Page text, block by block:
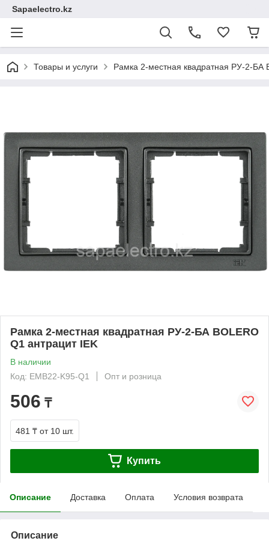
Sapaelectro.kz
Товары и услуги Рамка 2-местная квадратная РУ-2-БА
Рамка 2-местная квадратная РУ-2-БА BOLERO
Q1 антрацит IEK
В наличии
Код: EMB22-K95-Q1
Опт и розница
506 ₸
481 ₸ от 10 шт.
Купить
Описание Доставка Оплата Условия возврата
Описание